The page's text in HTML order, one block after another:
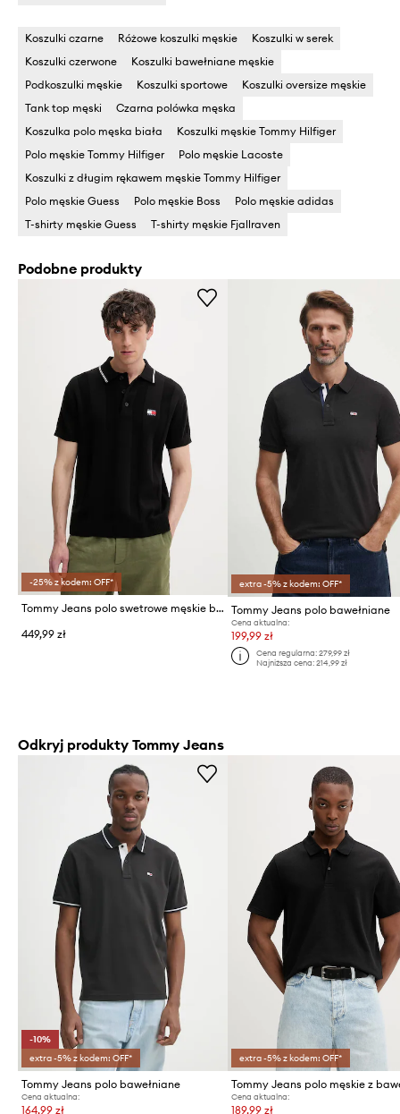
Koszulki czarne Różowe koszulki męskie
Koszulki w serek
Koszulki czerwone
Koszulki bawełniane męskie
Podkoszulki męskie
Koszulki sportowe
Koszulki oversize męskie
Tank top męski
Czarna polówka męska
Koszulka polo męska biała
Koszulki męskie Tommy Hilfiger
Polo męskie Tommy Hilfiger
Polo męskie Lacoste
Koszulki z długim rękawem męskie Tommy Hilfiger
Polo męskie Guess
Polo męskie Boss
Polo męskie adidas
T-shirty męskie Guess
T-shirty męskie Fjallraven
Podobne produkty
-25% z kodem: OFF*
Tommy Jeans polo swetrowe męskie bawełniane
449,99 zł
extra -5% z kodem: OFF*
Tommy Jeans polo bawełniane
Cena aktualna:
199,99 zł
Cena regularna: 279,99 zł
Najniższa cena: 214,99 zł
Odkryj produkty Tommy Jeans
-10%
extra -5% z kodem: OFF*
Tommy Jeans polo bawełniane
Cena aktualna:
164,99 zł
extra -5% z kodem: OFF*
Tommy Jeans polo męskie z
Cena aktualna:
189,99 zł